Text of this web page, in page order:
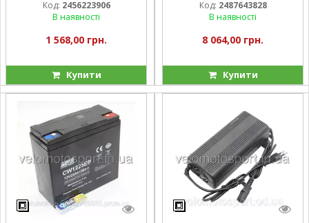
кроссер 60V 15А 12A/год
FADA флит фада рута
Код: 2456223906
В наявності
1 568,00 грн.
Купити
Код: 2487643828
В наявності
8 064,00 грн.
Купити